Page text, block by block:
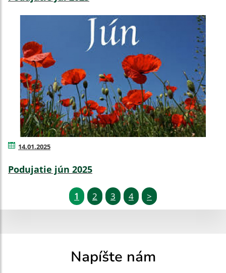
14.01.2025
Podujatie jún 2025
1 2 3 4 >
Napíšte nám